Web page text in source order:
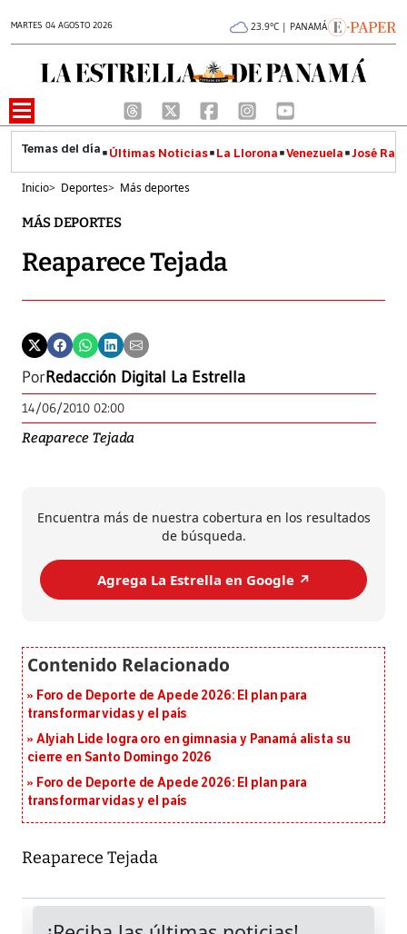
MARTES 04 AGOSTO 2026 23.9°C | PANAMÁ
Últimas Noticias La Llorona Venezuela José
Inicio> Deportes> Más deportes
MÁS DEPORTES
Reaparece Tejada
PorRedacción Digital La Estrella
14/06/2010 02:00
Reaparece Tejada
Encuentra más de nuestra cobertura en los resultados
de búsqueda.
Agrega La Estrella en Google ↗️
Foro de Deporte de Apede 2026: El plan para
transformar vidas y el país
Alyiah Lide logra oro en gimnasia y Panamá alista su
cierre en Santo Domingo 2026
Foro de Deporte de Apede 2026: El plan para
transformar vidas y el país
Reaparece Tejada